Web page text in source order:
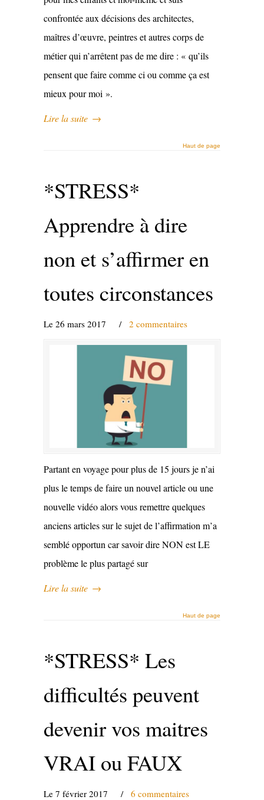
confrontée aux décisions des architectes,
maîtres d’œuvre, peintres et autres corps de
métier qui n’arrêtent pas de me dire : « qu’ils
pensent que faire comme ci ou comme ça est
mieux pour moi ».
Lire la suite →
Haut de page
*STRESS*
Apprendre à dire
non et s’affirmer en
toutes circonstances
Le 26 mars 2017 / 2 commentaires
Partant en voyage pour plus de 15 jours je n’ai
plus le temps de faire un nouvel article ou une
nouvelle vidéo alors vous remettre quelques
anciens articles sur le sujet de l’affirmation m’a
semblé opportun car savoir dire NON est LE
problème le plus partagé sur
Lire la suite →
Haut de page
*STRESS* Les
difficultés peuvent
devenir vos maitres
VRAI ou FAUX
Le 7 février 2017 / 6 commentaires